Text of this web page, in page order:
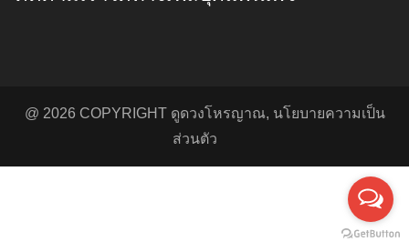
@ 2026 COPYRIGHT ดูดวงโหรญาณ, นโยบายความเป็น
ส่วนตัว